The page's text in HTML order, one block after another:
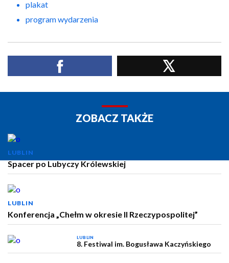
plakat
program wydarzenia
ZOBACZ TAKŻE
LUBLIN
Spacer po Lubyczy Królewskiej
LUBLIN
Konferencja „Chełm w okresie II Rzeczypospolitej”
LUBLIN
8. Festiwal im. Bogusława Kaczyńskiego